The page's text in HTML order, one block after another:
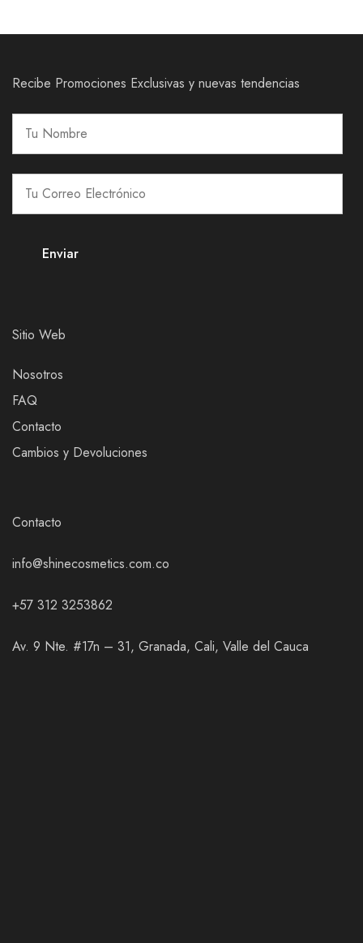
Recibe Promociones Exclusivas y nuevas tendencias
Sitio Web
Nosotros
FAQ
Contacto
Cambios y Devoluciones
Contacto
info@shinecosmetics.com.co
+57 312 3253862
Av. 9 Nte. #17n – 31, Granada, Cali, Valle del Cauca